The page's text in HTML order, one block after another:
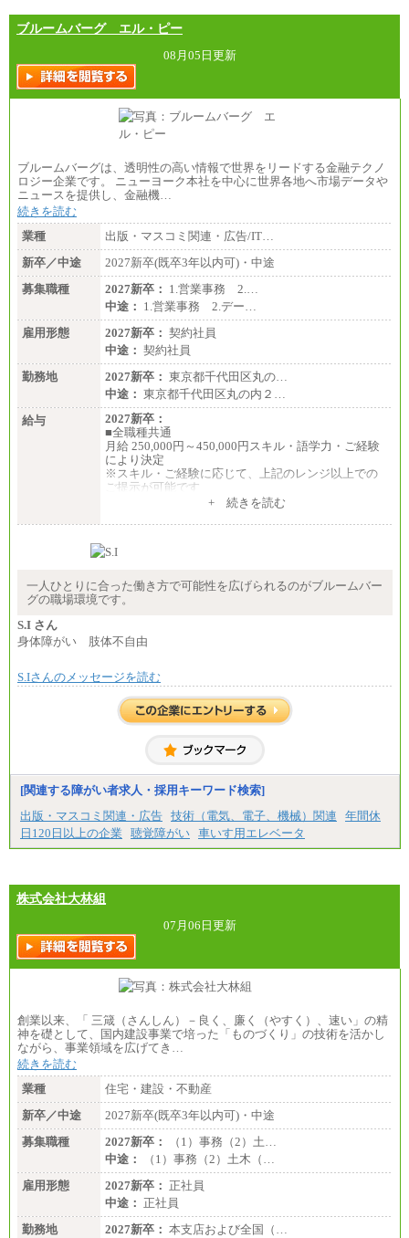
ブルームバーグ エル・ピー
08月05日更新
ブルームバーグは、透明性の高い情報で世界をリードする金融テクノ
ロジー企業です。 ニューヨーク本社を中心に世界各地へ市場データや
ニュースを提供し、金融機…
続きを読む
業種
出版・マスコミ関連・広告/IT…
新卒／中途
2027新卒(既卒3年以内可)・中途
募集職種
2027新卒： 1.営業事務 2.…
中途： 1.営業事務 2.デー…
雇用形態
2027新卒： 契約社員
中途： 契約社員
勤務地
2027新卒： 東京都千代田区丸の…
中途： 東京都千代田区丸の内２…
給与
2027新卒：
■全職種共通
月給 250,000円～450,000円スキル・語学力・ご経験
により決定
※スキル・ご経験に応じて、上記のレンジ以上での
ご提示が可能です
※短時間勤務制度(週３０時間）を利用しない場合の
中途：
月給 250,000円～450,000円スキル・語学力・ご経験
※スキル・ご経験に応じて、上記のレンジ以上での
ご提示が可能です
※短時間勤務制度(週３０時間）を利用しない場合の
+ 続きを読む
一人ひとりに合った働き方で可能性を広げられるのがブルームバー
グの職場環境です。
S.I さん
身体障がい 肢体不自由
S.Iさんのメッセージを読む
[関連する障がい者求人・採用キーワード検索]
出版・マスコミ関連・広告 技術（電気、電子、機械）関連
年間休
日120日以上の企業
聴覚障がい 車いす用エレベータ
株式会社大林組
07月06日更新
創業以来、「 三箴（さんしん）－良く、廉く（やすく）、速い」の精
神を礎として、国内建設事業で培った「ものづくり」の技術を活かし
ながら、事業領域を広げてき…
続きを読む
業種
住宅・建設・不動産
新卒／中途
2027新卒(既卒3年以内可)・中途
募集職種
2027新卒：
（1）事務（2）土…
中途：
（1）事務（2）土木（…
雇用形態
2027新卒： 正社員
中途： 正社員
勤務地
2027新卒： 本支店および全国（…